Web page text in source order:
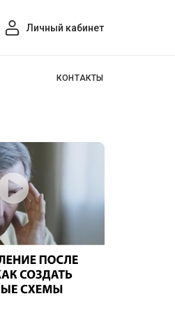
Личный кабинет
КОНТАКТЫ